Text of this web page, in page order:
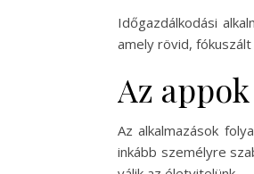
Időgazdálkodási
amely rövid,
Az
Az alkalmazások
inkább személyre